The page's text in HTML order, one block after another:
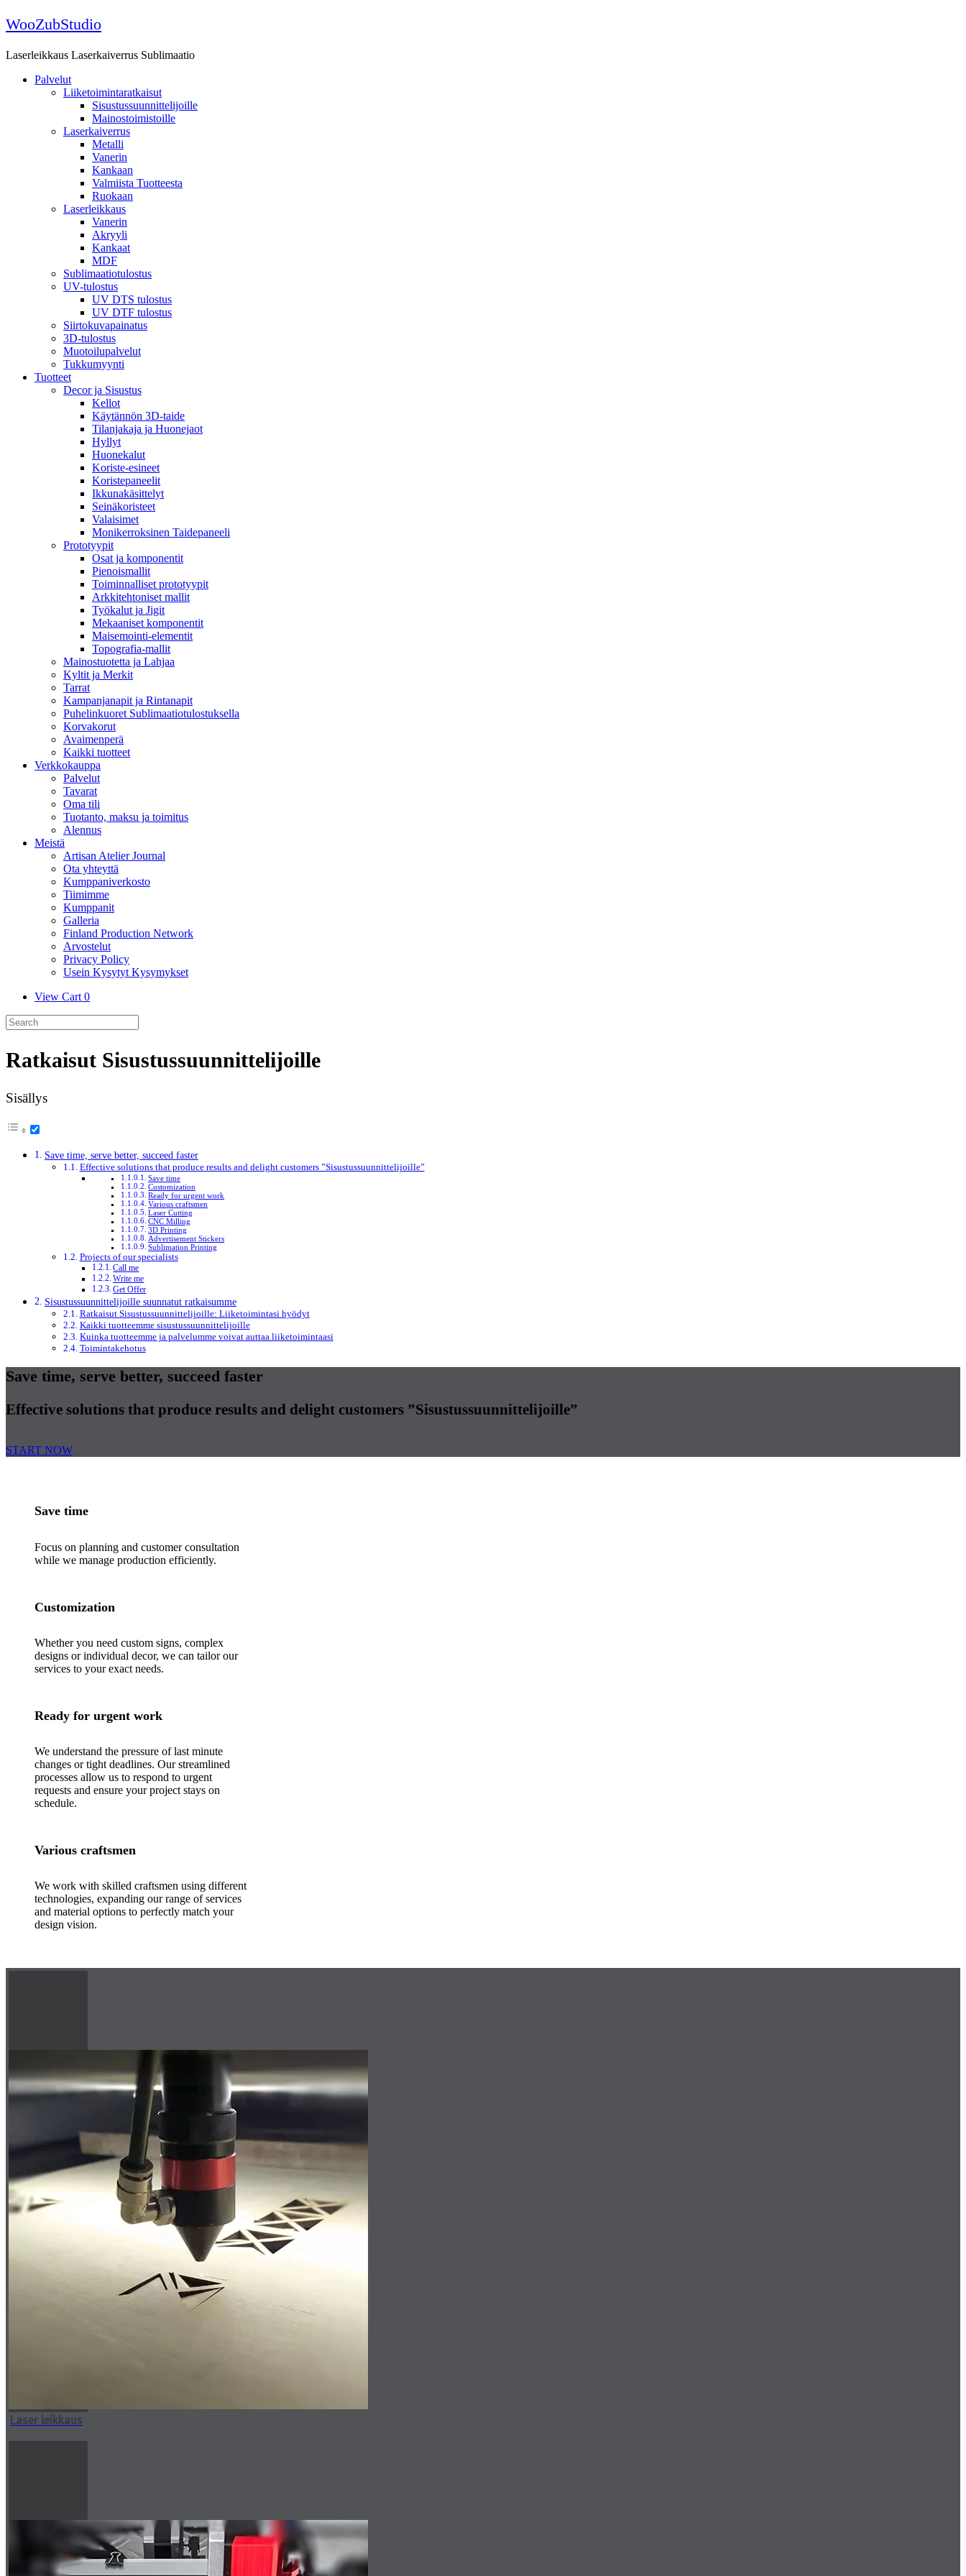
Skip
to
WooZubStudio
Laserleikkaus Laserkaiverrus Sublimaatio
Palvelut
Liiketoimintaratkaisut
Sisustussuunnittelijoille
Mainostoimistoille
Laserkaiverrus
Metalli
Vanerin
Kankaan
Valmiista Tuotteesta
Ruokaan
Laserleikkaus
Vanerin
Akryyli
Kankaat
MDF
Sublimaatiotulostus
UV-tulostus
UV DTS tulostus
UV DTF tulostus
Siirtokuvapainatus
3D-tulostus
Muotoilupalvelut
Tukkumyynti
Tuotteet
Decor ja Sisustus
Kellot
Käytännön 3D-taide
Tilanjakaja ja Huonejaot
Hyllyt
Huonekalut
Koriste-esineet
Koristepaneelit
Ikkunakäsittelyt
Seinäkoristeet
Valaisimet
Monikerroksinen Taidepaneeli
Prototyypit
Osat ja komponentit
Pienoismallit
Toiminnalliset prototyypit
Arkkitehtoniset mallit
Työkalut ja Jigit
Mekaaniset komponentit
Maisemointi-elementit
Topografia-mallit
Mainostuotetta ja Lahjaa
Kyltit ja Merkit
Tarrat
Kampanjanapit ja Rintanapit
Puhelinkuoret Sublimaatiotulostuksella
Korvakorut
Avaimenperä
Kaikki tuotteet
Verkkokauppa
Palvelut
Tavarat
Oma tili
Tuotanto, maksu ja toimitus
Alennus
Meistä
Artisan Atelier Journal
Ota yhteyttä
Kumppaniverkosto
Tiimimme
Kumppanit
Galleria
Finland Production Network
Arvostelut
Privacy Policy
Usein Kysytyt Kysymykset
View
cart
View Cart 0
Search
for:
Ratkaisut Sisustussuunnittelijoille
Sisällys
Save time, serve better, succeed faster
Effective solutions that produce results and delight customers ”Sisustussuunnittelijoille”
Save time
Customization
Ready for urgent work
Various craftsmen
Laser Cutting
CNC Milling
3D Printing
Advertisement Stickers
Sublimation Printing
Projects of our specialists
Call me
Write me
Get Offer
Sisustussuunnittelijoille suunnatut ratkaisumme
Ratkaisut Sisustussuunnittelijoille: Liiketoimintasi hyödyt
Kaikki tuotteemme sisustussuunnittelijoille
Kuinka tuotteemme ja palvelumme voivat auttaa liiketoimintaasi
Toimintakehotus
Save time, serve better, succeed faster
Effective solutions that produce results and delight customers ”Sisustussuunnittelijoille”
START NOW
Save time
Focus on planning and customer consultation
while we manage production efficiently.
Customization
Whether you need custom signs, complex
designs or individual decor, we can tailor our
services to your exact needs.
Ready for urgent work
We understand the pressure of last minute
changes or tight deadlines. Our streamlined
processes allow us to respond to urgent
requests and ensure your project stays on
schedule.
Various craftsmen
We work with skilled craftsmen using different
technologies, expanding our range of services
and material options to perfectly match your
design vision.
Laser leikkaus